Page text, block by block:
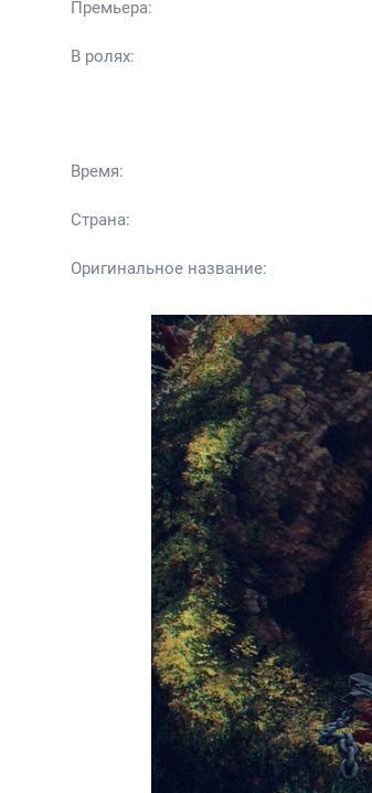
Премьера:
В ролях:
Время:
Страна:
Оригинальное название: